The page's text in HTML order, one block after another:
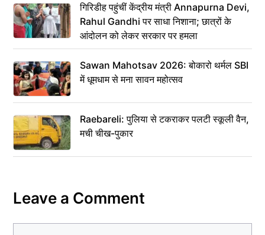
गिरिडीह पहुंचीं केंद्रीय मंत्री Annapurna Devi,
Rahul Gandhi पर साधा निशाना; छात्रों के
आंदोलन को लेकर सरकार पर हमला
Sawan Mahotsav 2026: बोकारो थर्मल SBI
में धूमधाम से मना सावन महोत्सव
Raebareli: पुलिया से टकराकर पलटी स्कूली वैन,
मची चीख-पुकार
Leave a Comment